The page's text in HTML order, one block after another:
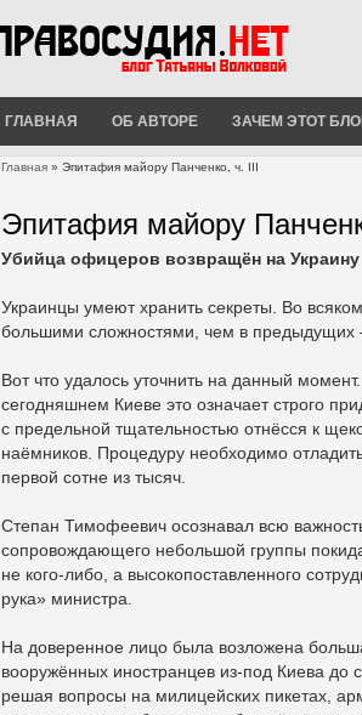
ГЛАВНАЯ ОБ АВТОРЕ ЗАЧЕМ ЭТОТ
Главная » Эпитафия майору Панченко, ч. III
Эпитафия майору
Убийца офицеров возвращён на Украину
Украинцы умеют хранить секреты. Во
большими сложностями, чем в предыдущих
Вот что удалось уточнить на данный
сегодняшнем Киеве это означает строго
с предельной тщательностью отнёсся к
наёмников. Процедуру необходимо
первой сотне из тысяч.
Степан Тимофеевич осознавал всю
сопровождающего небольшой группы
не кого-либо, а высокопоставленного
рука» министра.
На доверенное лицо была возложена
вооружённых иностранцев из-под Киева
решая вопросы на милицейских пикетах,